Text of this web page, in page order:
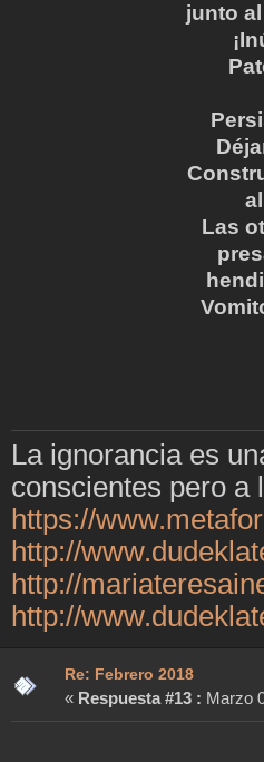
junto
Las
La ignorancia es
conscientes pero a
https://
http://
http://
http://
Re: Febrero 2018
« Respuesta #13 : Marzo